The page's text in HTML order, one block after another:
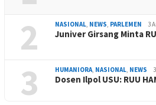
2 NASIONAL, NEWS, PARLEMEN 3
Juniver Girsang Minta
3 HUMANIORA, NASIONAL, NEWS
Dosen Ilpol USU: RUU